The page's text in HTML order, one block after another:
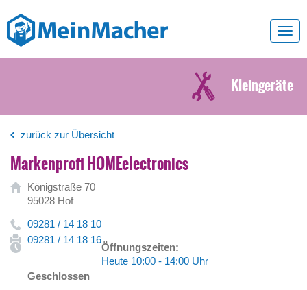
Kleingeräte
zurück zur Übersicht
Markenprofi HOMEelectronics
Königstraße 70
95028 Hof
09281 / 14 18 10
09281 / 14 18 16
Öffnungszeiten:
Heute 10:00 - 14:00 Uhr
Geschlossen